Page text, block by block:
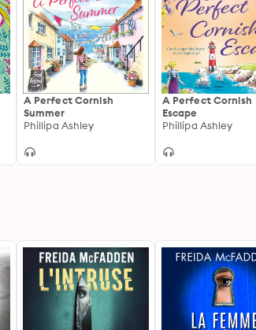
A Perfect Cornish
Summer
Phillipa Ashley
A Perfect Cornish
Escape
Phillipa Ashley